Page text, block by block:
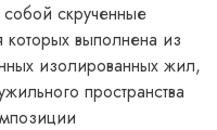
скрученные
выполнена из
изолированных жил,
пространства